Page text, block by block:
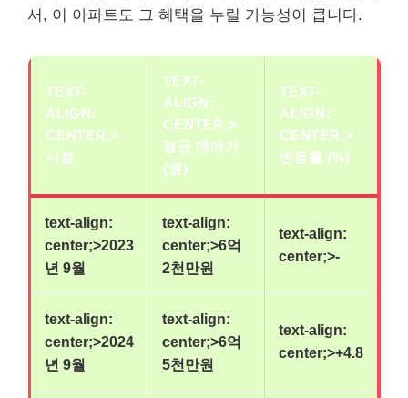
서, 이 아파트도 그 혜택을 누릴 가능성이 큽니다.
TEXT-
ALIGN:
CENTER;>
시점
TEXT-
ALIGN:
CENTER;>
평균 매매가
(원)
TEXT-
ALIGN:
CENTER;>
변동률 (%)
text-align:
center;>2023
년 9월
text-align:
center;>6억
2천만원
text-align:
center;>-
text-align:
center;>2024
년 9월
text-align:
center;>6억
5천만원
text-align:
center;>+4.8